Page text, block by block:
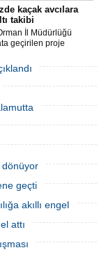
kaçak avcılara
takibi
İl Müdürlüğü
geçirilen proje
olarak tespit edebilen
sahada aktif
başlandı.
dönüyor
geçti
akıllı engel
attı